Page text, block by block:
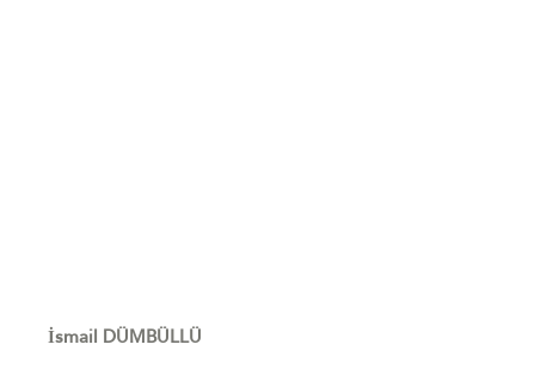
İsmail DÜMBÜLLÜ